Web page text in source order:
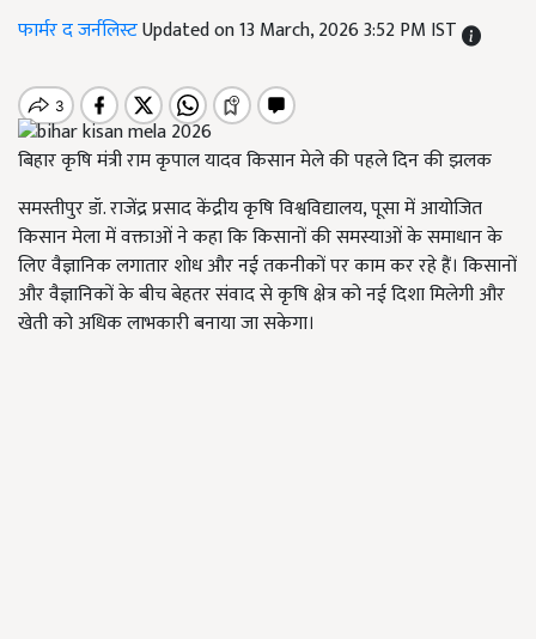
फार्मर द जर्नलिस्टUpdated on 13 March, 2026 3:52 PM IST
बिहार कृषि मंत्री राम कृपाल यादव किसान मेले की पहले दिन की झलक
समस्तीपुर डॉ. राजेंद्र प्रसाद केंद्रीय कृषि विश्वविद्यालय, पूसा में आयोजित
किसान मेला में वक्ताओं ने कहा कि किसानों की समस्याओं के समाधान के
लिए वैज्ञानिक लगातार शोध और नई तकनीकों पर काम कर रहे हैं। किसानों
और वैज्ञानिकों के बीच बेहतर संवाद से कृषि क्षेत्र को नई दिशा मिलेगी और
खेती को अधिक लाभकारी बनाया जा सकेगा।